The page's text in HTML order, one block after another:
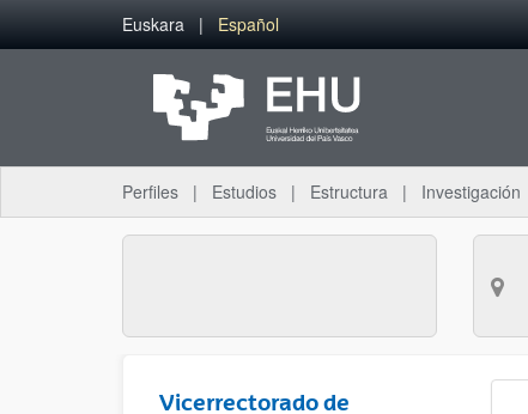
Saltar al contenido principal
Euskara Español
Perfiles Estudios Estructura Investigación
Vicerrectorado de